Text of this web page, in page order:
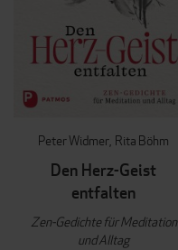
Peter Widmer Rita Böhm
Den Herz-Geist
entfalten
Zen-Gedichte für Meditation
und Alltag